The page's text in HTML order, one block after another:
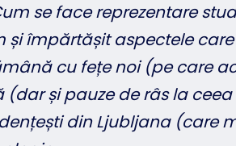
se face reprezentare
împărtășit aspectele
cu fețe noi (pe care
și pauze de râs la
din Ljubljana (care